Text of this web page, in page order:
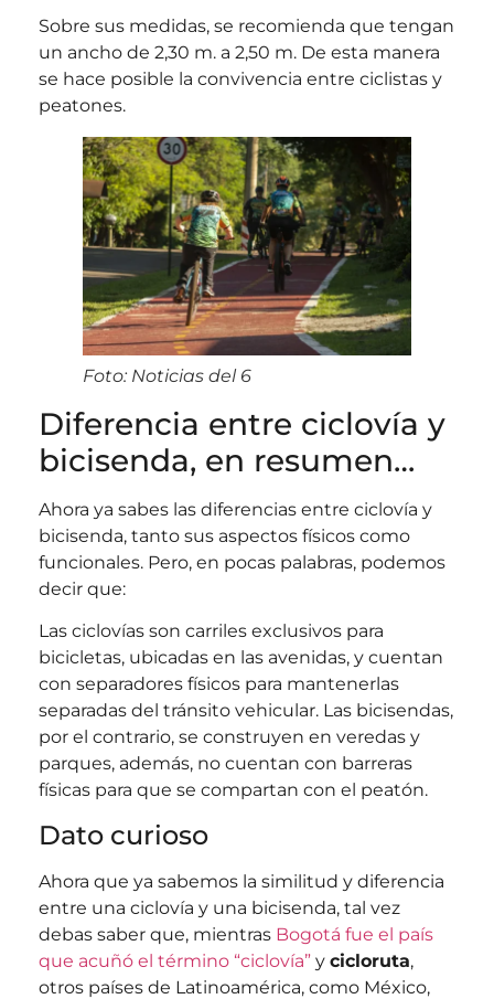
Sobre sus medidas, se recomienda que tengan
un ancho de 2,30 m. a 2,50 m. De esta manera
se hace posible la convivencia entre ciclistas y
peatones.
Foto: Noticias del 6
Diferencia entre ciclovía y
bicisenda, en resumen…
Ahora ya sabes las diferencias entre ciclovía y
bicisenda, tanto sus aspectos físicos como
funcionales. Pero, en pocas palabras, podemos
decir que:
Las ciclovías son carriles exclusivos para
bicicletas, ubicadas en las avenidas, y cuentan
con separadores físicos para mantenerlas
separadas del tránsito vehicular. Las bicisendas,
por el contrario, se construyen en veredas y
parques, además, no cuentan con barreras
físicas para que se compartan con el peatón.
Dato curioso
Ahora que ya sabemos la similitud y diferencia
entre una ciclovía y una bicisenda, tal vez
debas saber que, mientras Bogotá fue el país
que acuñó el término “ciclovía” y cicloruta,
otros países de Latinoamérica, como México,